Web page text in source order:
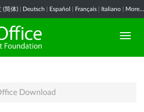
(简体) Deutsch Español Français Italiano More...
Download